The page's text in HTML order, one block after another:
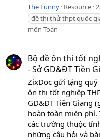
The Funny Resource
đề thi thử thpt quốc
môn Toán
Bộ đề ôn thi tốt
- Sở GD&ĐT Tiền
ZixDoc gửi tặng quý
ôn thi tốt nghiệp
GD&ĐT Tiền Giang
hoàn toàn miễn
các trường thuộc
những câu hỏi và